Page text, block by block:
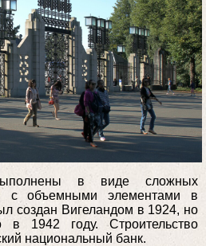
в виде сложных
с объемными элементами в
создан Вигеландом в 1924, но
в 1942 году. Строительство
национальный банк.